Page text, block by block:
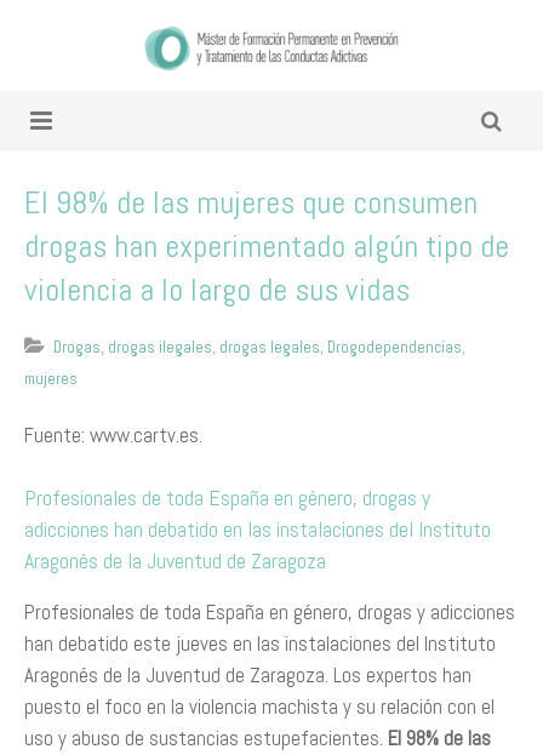
El 98% de las mujeres que consumen
drogas han experimentado algún tipo de
violencia a lo largo de sus vidas
Drogas, drogas ilegales, drogas legales, Drogodependencias,
mujeres
Fuente: www.cartv.es.
Profesionales de toda España en género, drogas y
adicciones han debatido en las instalaciones del Instituto
Aragonés de la Juventud de Zaragoza
Profesionales de toda España en género, drogas y adicciones
han debatido este jueves en las instalaciones del Instituto
Aragonés de la Juventud de Zaragoza. Los expertos han
puesto el foco en la violencia machista y su relación con el
uso y abuso de sustancias estupefacientes. El 98% de las